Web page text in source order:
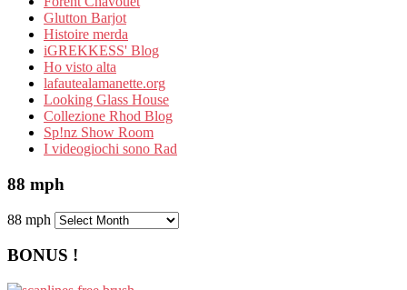
Glutton Barjot
Histoire merda
iGREKKESS' Blog
Ho visto alta
lafautealamanette.org
Looking Glass House
Collezione Rhod Blog
Sp!nz Show Room
I videogiochi sono Rad
88 mph
88 mph
BONUS !